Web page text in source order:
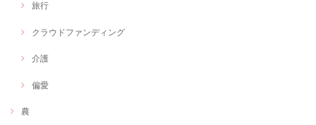
旅行
クラウドファンディング
介護
偏愛
農